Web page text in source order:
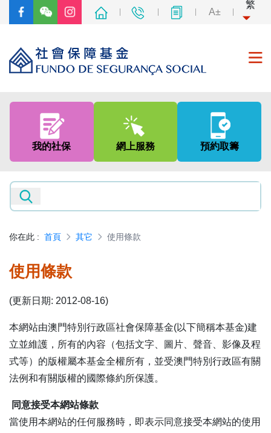
A±
繁
關於我們
我的社保 網上服務 預約取籌
你在此 : 首頁 其它 使用條款
使用條款
(更新日期: 2012-08-16)
本網站由澳門特別行政區社會保障基金(以下簡稱本基金)建
立並維護，所有的內容（包括文字、圖片、聲音、影像及程
式等）的版權屬本基金全權所有，並受澳門特別行政區有關
法例和有關版權的國際條約所保護。
同意接受本網站條款
當使用本網站的任何服務時，即表示同意接受本網站的使用